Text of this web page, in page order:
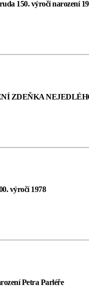
150. výročí narození
ZDEŇKA
výročí 1978
Petra Parléře